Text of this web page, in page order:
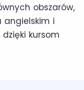
obszarów,
angielskim i
kursom